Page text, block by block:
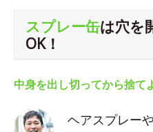
スプレー缶は穴を
OK！
中身を出し切ってから捨て
ヘアスプレー